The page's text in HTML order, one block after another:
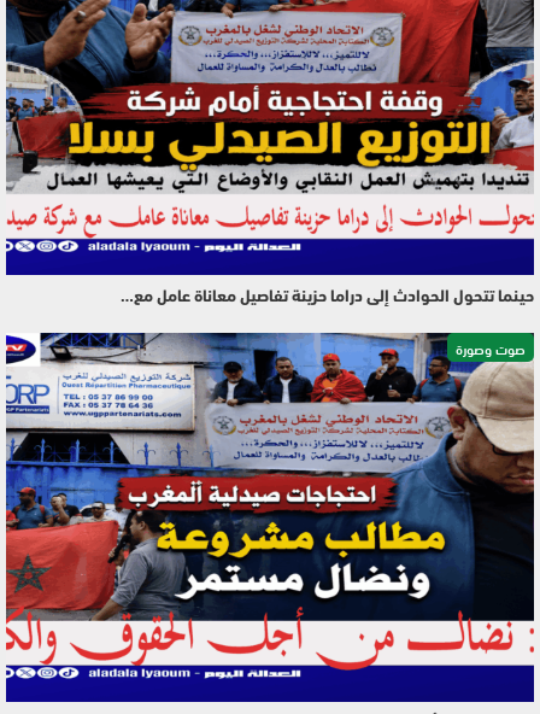
حينما تتحول الحوادث إلى دراما حزينة تفاصيل معاناة عامل مع…
صوت وصورة